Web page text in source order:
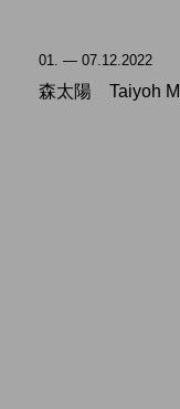
01. — 07.12.2022
森太陽 Taiyoh